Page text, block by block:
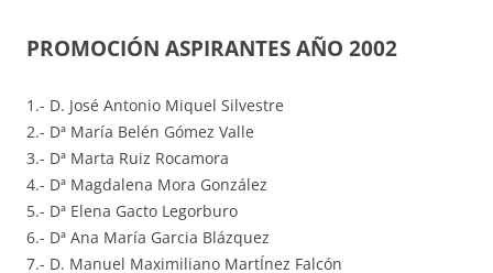
PROMOCIÓN ASPIRANTES AÑO 2002
1.- D. José Antonio Miquel Silvestre
2.- Dª María Belén Gómez Valle
3.- Dª Marta Ruiz Rocamora
4.- Dª Magdalena Mora González
5.- Dª Elena Gacto Legorburo
6.- Dª Ana María Garcia Blázquez
7.- D. Manuel Maximiliano MartÍnez Falcón